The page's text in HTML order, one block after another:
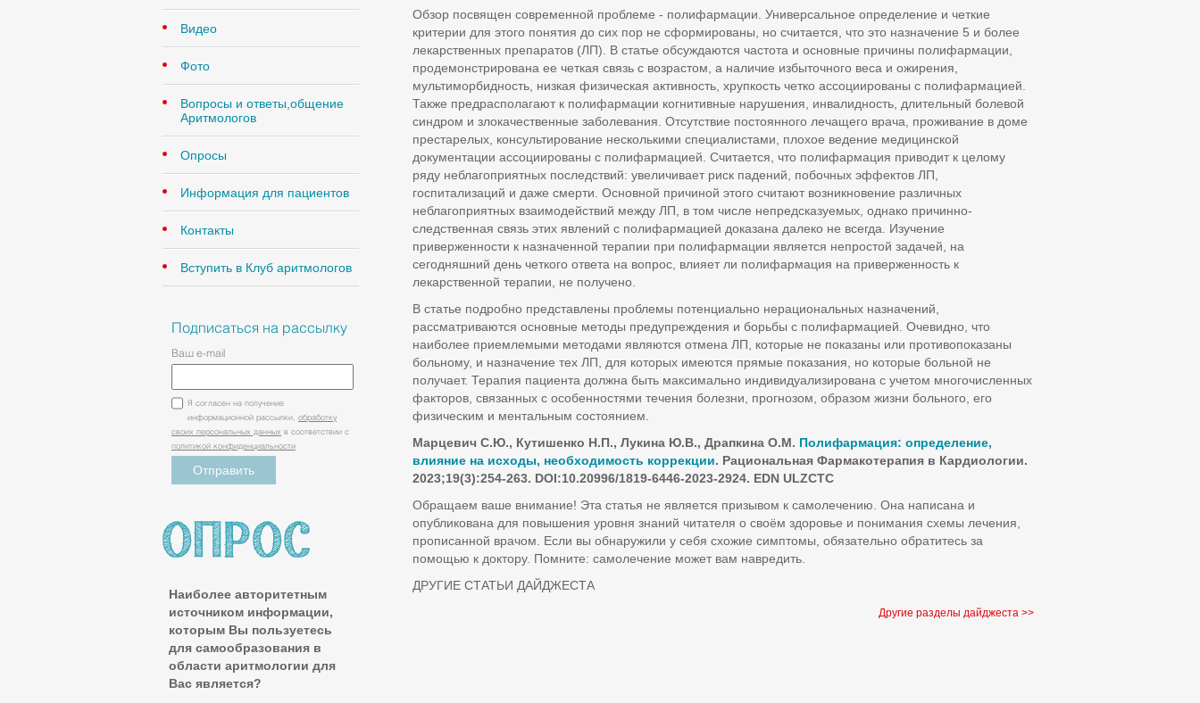
Видео
Фото
Вопросы и ответы,общение
Аритмологов
Опросы
Информация для пациентов
Контакты
Вступить в Клуб аритмологов
Подписаться на рассылку
Ваш e-mail
Я согласен на получение
информационной рассылки, обработку
своих персональных данных
в соответствии с
политикой конфиденциальности
Наиболее авторитетным
источником информации,
которым Вы пользуетесь
для самообразования в
области аритмологии для
Вас является?
Обзор посвящен современной проблеме - полифармации. Универсальное определение и четкие
критерии для этого понятия до сих пор не сформированы, но считается, что это назначение 5 и более
лекарственных препаратов (ЛП). В статье обсуждаются частота и основные причины полифармации,
продемонстрирована ее четкая связь с возрастом, а наличие избыточного веса и ожирения,
мультиморбидность, низкая физическая активность, хрупкость четко ассоциированы с полифармацией.
Также предрасполагают к полифармации когнитивные нарушения, инвалидность, длительный болевой
синдром и злокачественные заболевания. Отсутствие постоянного лечащего врача, проживание в доме
престарелых, консультирование несколькими специалистами, плохое ведение медицинской
документации ассоциированы с полифармацией. Считается, что полифармация приводит к целому
ряду неблагоприятных последствий: увеличивает риск падений, побочных эффектов ЛП,
госпитализаций и даже смерти. Основной причиной этого считают возникновение различных
неблагоприятных взаимодействий между ЛП, в том числе непредсказуемых, однако причинно-
следственная связь этих явлений с полифармацией доказана далеко не всегда. Изучение
приверженности к назначенной терапии при полифармации является непростой задачей, на
сегодняшний день четкого ответа на вопрос, влияет ли полифармация на приверженность к
лекарственной терапии, не получено.
В статье подробно представлены проблемы потенциально нерациональных назначений,
рассматриваются основные методы предупреждения и борьбы с полифармацией. Очевидно, что
наиболее приемлемыми методами являются отмена ЛП, которые не показаны или противопоказаны
больному, и назначение тех ЛП, для которых имеются прямые показания, но которые больной не
получает. Терапия пациента должна быть максимально индивидуализирована с учетом многочисленных
факторов, связанных с особенностями течения болезни, прогнозом, образом жизни больного, его
физическим и ментальным состоянием.
Марцевич С.Ю., Кутишенко Н.П., Лукина Ю.В., Драпкина О.М. Полифармация: определение,
влияние на исходы, необходимость коррекции. Рациональная Фармакотерапия в Кардиологии.
2023;19(3):254-263. DOI:10.20996/1819-6446-2023-2924. EDN ULZCTC
Обращаем ваше внимание! Эта статья не является призывом к самолечению. Она написана и
опубликована для повышения уровня знаний читателя о своём здоровье и понимания схемы лечения,
прописанной врачом. Если вы обнаружили у себя схожие симптомы, обязательно обратитесь за
помощью к доктору. Помните: самолечение может вам навредить.
ДРУГИЕ СТАТЬИ ДАЙДЖЕСТА
Другие разделы дайджеста >>